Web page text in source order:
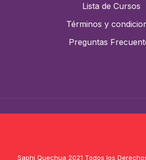
Lista de Cursos
Términos y
Preguntas
Saphi Quechua 2021 Todos los